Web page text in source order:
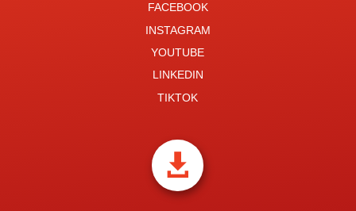
FACEBOOK
INSTAGRAM
YOUTUBE
LINKEDIN
TIKTOK
